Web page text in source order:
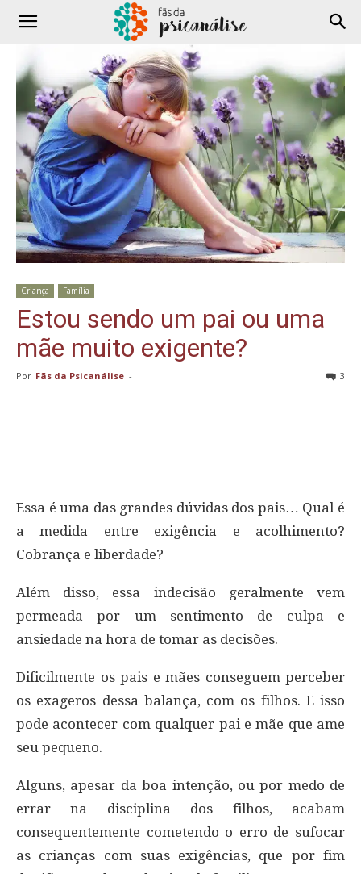
Criança Família
Estou sendo um pai ou uma
mãe muito exigente?
Por Fãs da Psicanálise - 3
Essa é uma das grandes dúvidas dos pais… Qual é
a medida entre exigência e acolhimento?
Cobrança e liberdade?
Além disso, essa indecisão geralmente vem
permeada por um sentimento de culpa e
ansiedade na hora de tomar as decisões.
Dificilmente os pais e mães conseguem perceber
os exageros dessa balança, com os filhos. E isso
pode acontecer com qualquer pai e mãe que ame
seu pequeno.
Alguns, apesar da boa intenção, ou por medo de
errar na disciplina dos filhos, acabam
consequentemente cometendo o erro de sufocar
as crianças com suas exigências, que por fim